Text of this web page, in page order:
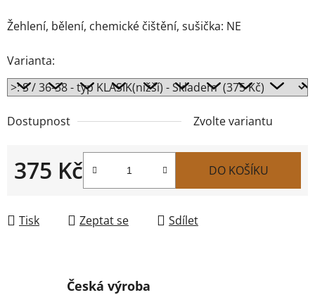
Žehlení, bělení, chemické čištění, sušička: NE
Varianta:
Dostupnost Zvolte variantu
375 Kč DO KOŠÍKU
Tisk Zeptat se Sdílet
Česká výroba